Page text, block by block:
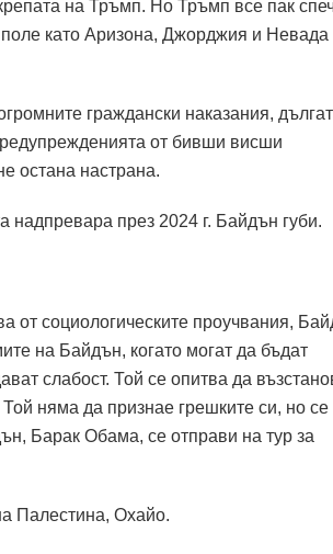
на Тръмп. Но Тръмп все пак
като Аризона, Джорджия и Невада
граждански наказания,
от бивши висши
остана настрана.
надпревара през 2024 г. Байдън губи.
от социологическите проучвания,
на Байдън, когато могат да бъдат
слабост. Той се опитва да
няма да признае грешките си, но се
Барак Обама, се отправи на тур за
Палестина, Охайо.